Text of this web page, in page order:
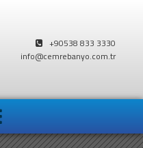
+90538 833 3330
info@cemrebanyo.com.tr